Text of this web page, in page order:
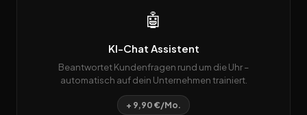
🤖
KI-Chat Assistent
Beantwortet Kundenfragen rund um die Uhr –
automatisch auf dein Unternehmen trainiert.
+ 9,90 €/Mo.